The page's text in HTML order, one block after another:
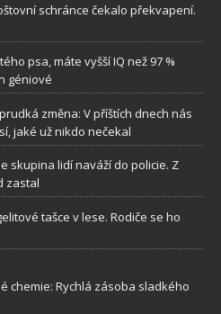
schránce čekalo překvapení.
psa, máte vyšší IQ než 97 %
géniové
změna: V příštích dnech nás
jaké už nikdo nečekal
skupina lidí naváží do policie. Z
zastal
tašce v lese. Rodiče se ho
chemie: Rychlá zásoba sladkého